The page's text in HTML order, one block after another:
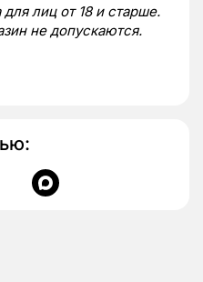
лиц от 18 и старше.
не допускаются.